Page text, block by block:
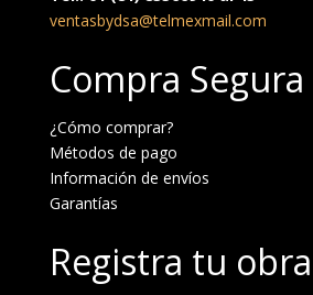
ventasbydsa@telmexmail.com
Compra Segura
¿Cómo comprar?
Métodos de pago
Información de envíos
Garantías
Registra tu obra